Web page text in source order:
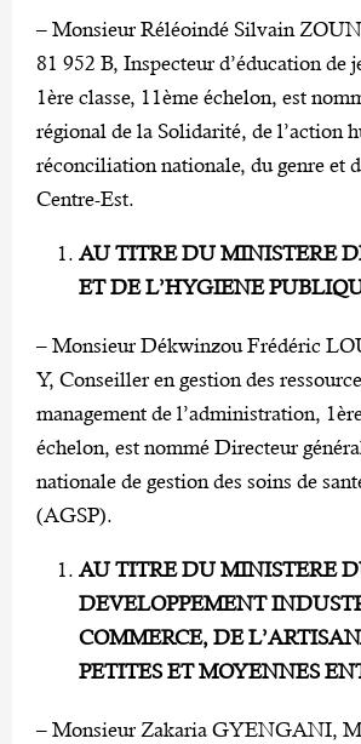
– Monsieur Réléoindé Silvain
81 952 B, Inspecteur d’éducation de
1ère classe, 11ème échelon, est
régional de la Solidarité, de l’action
réconciliation nationale, du genre et
Centre-Est.
AU TITRE DU MINISTERE
ET DE L’HYGIENE
– Monsieur Dékwinzou Frédéric
Y, Conseiller en gestion des
management de l’administration,
échelon, est nommé Directeur
nationale de gestion des soins de
(AGSP).
AU TITRE DU MINISTERE
DEVELOPPEMENT
COMMERCE, DE
PETITES ET MOYENNES
– Monsieur Zakaria GYENGANI,